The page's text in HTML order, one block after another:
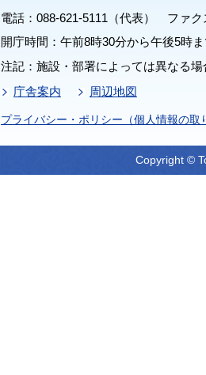
電話：088-621-5111（代表） ファク
開庁時間：午前8時30分から午後5時
注記：施設・部署によっては異なる
庁舎案内
周辺地図
プライバシー・ポリシー（個人情報の取
Copyright ©